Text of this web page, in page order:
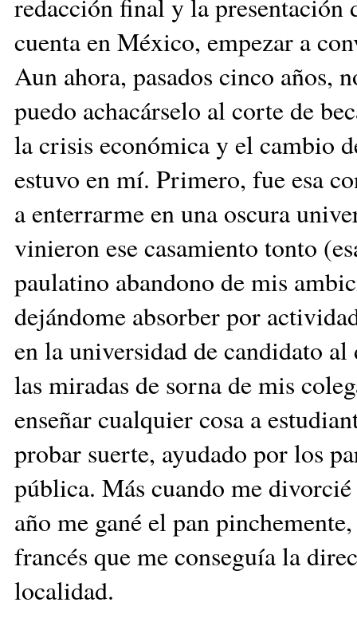
cuenta en México, empezar a
Aun ahora, pasados cinco años,
puedo achacárselo al corte de
la crisis económica y el cambio
estuvo en mí. Primero, fue esa
a enterrarme en una oscura
vinieron ese casamiento tonto
paulatino abandono de mis
dejándome absorber por
en la universidad de candidato
las miradas de sorna de mis
enseñar cualquier cosa a
probar suerte, ayudado por los
pública. Más cuando me
año me gané el pan
francés que me conseguía la
localidad.